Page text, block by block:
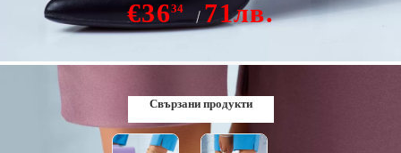
€3634 71лв.
Свързани продукти